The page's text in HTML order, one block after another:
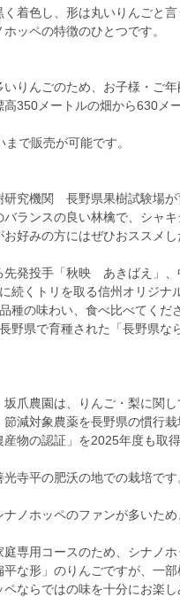
く着色し、形は丸いりんごと
ッペの特徴のひとつです。
りんごのため、お子様・ご年
高350メートルの畑から630メ
まで販売が可能です。
研究機関 長野県果樹試験場が
ランスの良い林檎で、シャ
好みの方にはぜひおススメし
先発投手「秋映 あきばえ」
続くトリを取る信州オリジナ
種の味わい、食べ比べてくだ
野県で育種された「長野県な
爪農園は、りんご・梨に関
節減対象農薬を長野県の慣行
産物の認証」を2025年度も取
寺平の肥沃の地での栽培です
ナノホッペのファンが多いた
専用コースのため、シナノ
平な形」のりんごですが、一
ならではの味を十分にお楽し